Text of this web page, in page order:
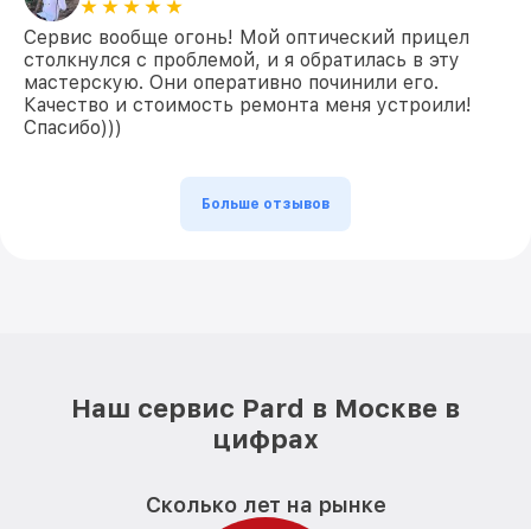
Сервис вообще огонь! Мой оптический прицел
столкнулся с проблемой, и я обратилась в эту
мастерскую. Они оперативно починили его.
Качество и стоимость ремонта меня устроили!
Спасибо)))
Больше отзывов
Наш сервис Pard в Москве в
цифрах
Сколько лет на рынке